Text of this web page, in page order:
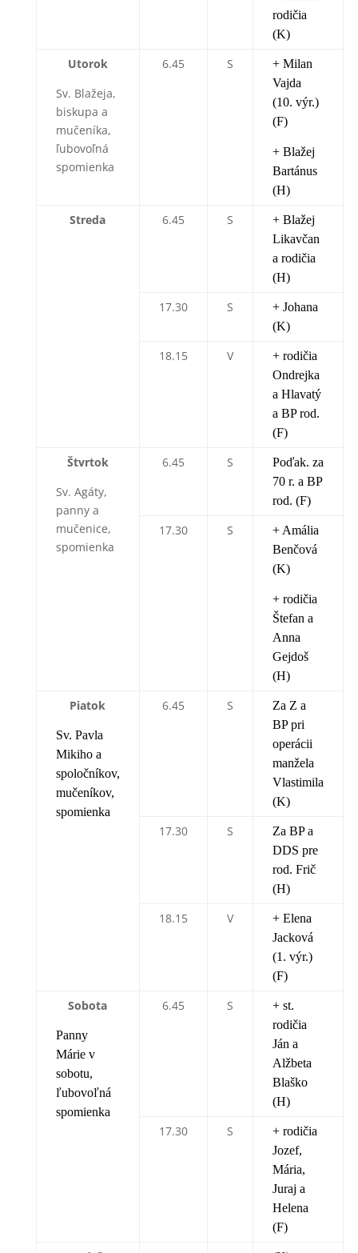
rodičia
(K)
Utorok
Sv. Blažeja,
biskupa a
mučeníka,
ľubovoľná
spomienka
6.45 S
+ Milan
Vajda
(10. výr.)
(F)
+ Blažej
Bartánus
(H)
Streda 6.45 S
+ Blažej
Likavčan
a rodičia
(H)
17.30 S
+ Johana
(K)
18.15 V
+ rodičia
Ondrejka
a Hlavatý
a BP rod.
(F)
Štvrtok
Sv. Agáty,
panny a
mučenice,
spomienka
6.45 S
Poďak. za
70 r. a BP
rod. (F)
17.30 S
+ Amália
Benčová
(K)
+ rodičia
Štefan a
Anna
Gejdoš
(H)
Piatok
Sv. Pavla
Mikiho a
spoločníkov,
mučeníkov,
spomienka
6.45 S
Za Z a
BP pri
operácii
manžela
Vlastimila
(K)
17.30 S
Za BP a
DDS pre
rod. Frič
(H)
18.15 V
+ Elena
Jacková
(1. výr.)
(F)
Sobota
Panny
Márie v
sobotu,
ľubovoľná
spomienka
6.45 S
+ st.
rodičia
Ján a
Alžbeta
Blaško
(H)
17.30 S
+ rodičia
Jozef,
Mária,
Juraj a
Helena
(F)